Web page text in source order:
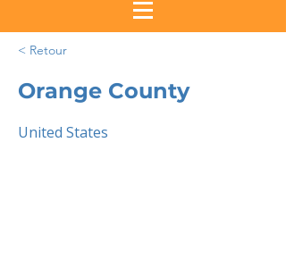
< Retour
Orange County
United States